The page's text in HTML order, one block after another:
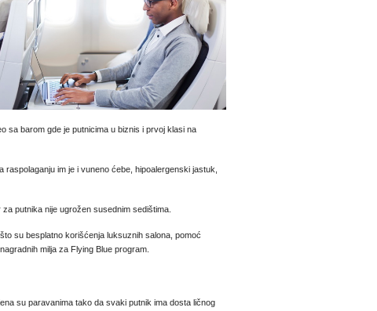
sa barom gde je putnicima u biznis i prvoj klasi na
im je i vuneno ćebe, hipoalergenski jastuk,
putnika nije ugrožen susednim sedištima.
su besplatno korišćenja luksuznih salona, pomoć
milja za Flying Blue program.
su paravanima tako da svaki putnik ima dosta ličnog